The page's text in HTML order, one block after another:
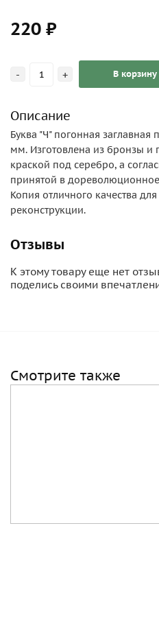
220 ₽
- + В корзину
Описание
Буква "Ч" погонная
мм. Изготовлена из бронзы и
краской под серебро, а
принятой в
Копия отличного качества
реконструкции.
Отзывы
К этому товару еще нет
поделись своими
Смотрите также